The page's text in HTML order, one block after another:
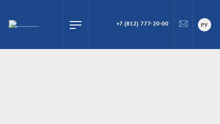
ПОИСК
+7 (812) 777-20-00 РУ